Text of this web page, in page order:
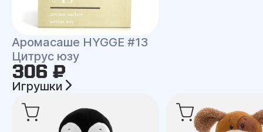
Аромасаше HYGGE #13
Цитрус юзу
306 ₽
Игрушки